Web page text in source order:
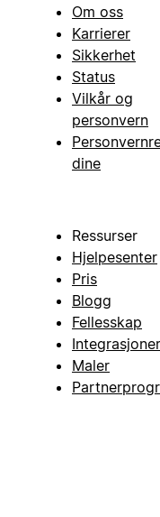
Om oss
Karrierer
Sikkerhet
Status
Vilkår og
personvern
dine
Ressurser
Hjelpesenter
Pris
Blogg
Fellesskap
Integrasjoner
Maler